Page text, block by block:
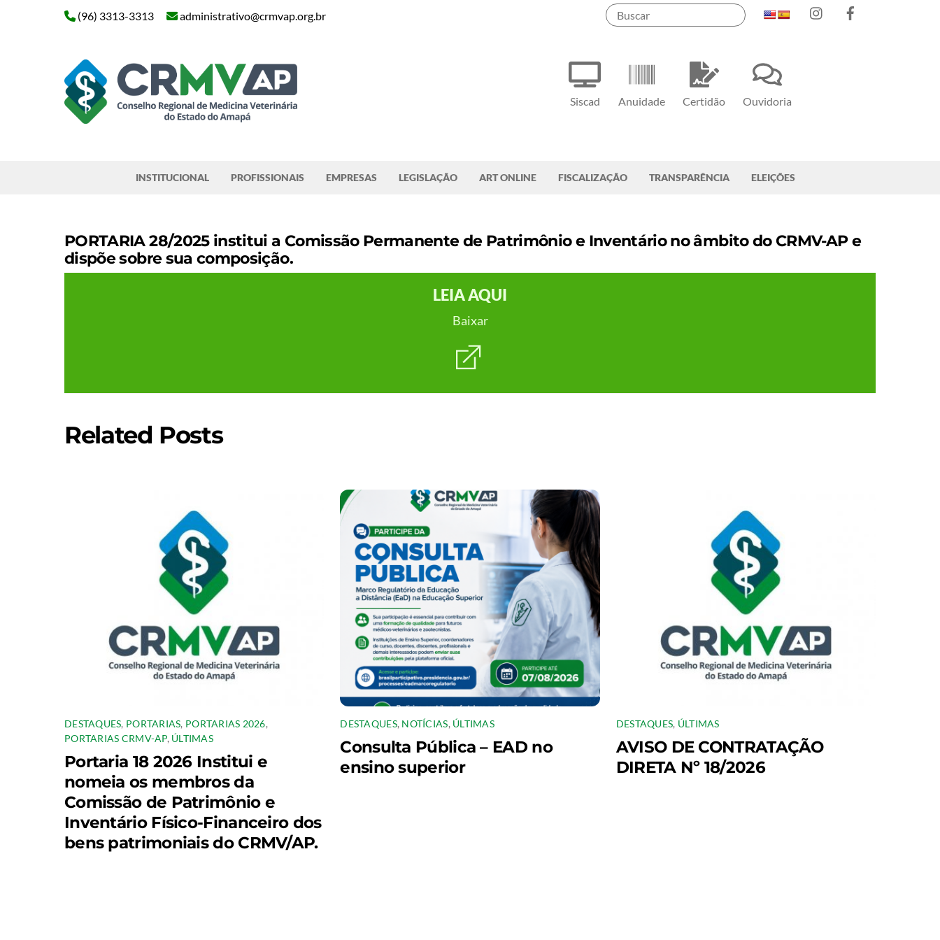
Siscad Anuidade Certidão Ouvidoria
Instagram
(96) 3313-3313
administrativo@crmvap.org.br
INSTITUCIONAL PROFISSIONAIS EMPRESAS LEGISLAÇÃO ART ONLINE FISCALIZAÇÃO TRANSPARÊNCIA ELEIÇÕES
PORTARIA 28/2025 institui a Comissão Permanente de Patrimônio e Inventário no âmbito do CRMV-AP e
dispõe sobre sua composição.
LEIA AQUI
Baixar
Related Posts
DESTAQUES, PORTARIAS, PORTARIAS 2026,
PORTARIAS CRMV-AP, ÚLTIMAS
Portaria 18 2026 Institui e
nomeia os membros da
Comissão de Patrimônio e
Inventário Físico-Financeiro dos
bens patrimoniais do CRMV/AP.
DESTAQUES, NOTÍCIAS, ÚLTIMAS
Consulta Pública – EAD no
ensino superior
DESTAQUES, ÚLTIMAS
AVISO DE CONTRATAÇÃO
DIRETA Nº 18/2026